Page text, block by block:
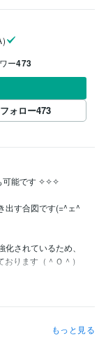
ー473
フォロー473
可能です ✧✧✧
出す合図です(=^ェ^
されているため、
ります（＾Ｏ＾）
ています（＾Ｏ
もっと見る